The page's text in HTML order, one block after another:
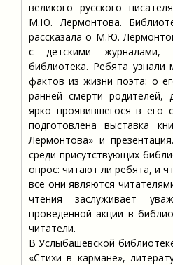
великого русского
М.Ю. Лермонтова.
рассказала о М.Ю.
с детскими журналами,
библиотека. Ребята узнали
фактов из жизни поэта: о
ранней смерти родителей,
ярко проявившегося в его
подготовлена выставка
Лермонтова» и
среди присутствующих
опрос: читают ли ребята, и
все они являются
чтения заслуживает
проведенной акции в
читатели.
В Услыбашевской
«Стихи в кармане»,